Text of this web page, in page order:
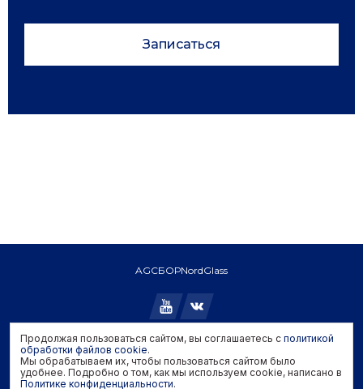
Записаться
AGCБОРNordGlass
Copyright © 2026 AGC. All rights reserved.
Политика конфиденциальности
Политика обработки файлов cookie
Продолжая пользоваться сайтом, вы соглашаетесь с политикой
обработки файлов cookie.
Мы обрабатываем их, чтобы пользоваться сайтом было
удобнее. Подробно о том, как мы используем cookie, написано в
Политике конфиденциальности.